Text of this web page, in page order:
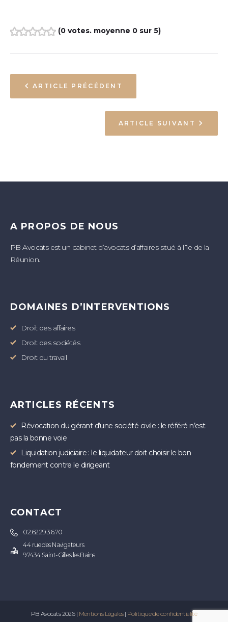
(0 votes. moyenne 0sur 5)
ARTICLE PRÉCÉDENT
ARTICLE SUIVANT
A PROPOS DE NOUS
PB Avocats est un cabinet d’avocats d’affaires situé à l’île de la
Réunion.
DOMAINES D’INTERVENTIONS
Droit des affaires
Droit des sociétés
Droit du travail
ARTICLES RÉCENTS
Révocation du gérant d’une société civile : le référé n’est
pas la bonne voie
Liquidation judiciaire : le liquidateur doit choisir le bon
fondement contre le dirigeant
CONTACT
02.62.29.36.70
44 rue des Navigateurs
97434 Saint-Gilles les Bains
PB Avocats 2026 | Mentions Légales| Politique de confidentialité